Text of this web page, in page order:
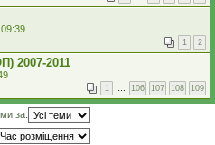
1 2
2007-2011
1 … 106 107 108 109
за: